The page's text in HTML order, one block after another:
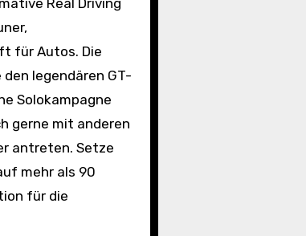
Real Driving
für Autos. Die
legendären GT-
Solokampagne
gerne mit anderen
antreten. Setze
mehr als 90
für die